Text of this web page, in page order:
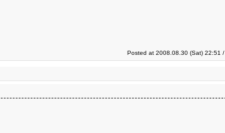
Posted at 2008.08.30 (Sat) 22:51 /